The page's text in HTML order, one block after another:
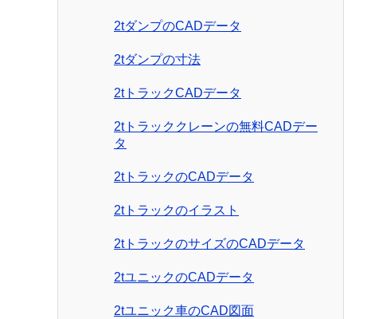
2tダンプのCADデータ
2tダンプの寸法
2tトラックCADデータ
2tトラッククレーンの無料CADデー
タ
2tトラックのCADデータ
2tトラックのイラスト
2tトラックのサイズのCADデータ
2tユニックのCADデータ
2tユニック車のCAD図面